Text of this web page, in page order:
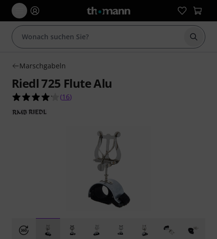
Suche
Marschgabeln
Riedl 725 Flute Alu
4.1 von 5 Sternen aus 16 Kundenbewertungen
(16)